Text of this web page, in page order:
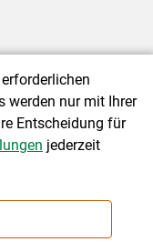
|Barrierefreiheit|
werden nur mit Ihrer
Entscheidung für
jederzeit